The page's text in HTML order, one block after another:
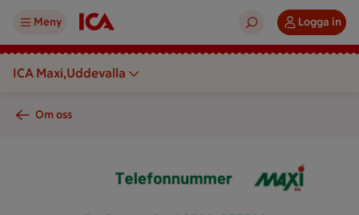
Meny Logga in
ICA Maxi,Uddevalla
Om oss